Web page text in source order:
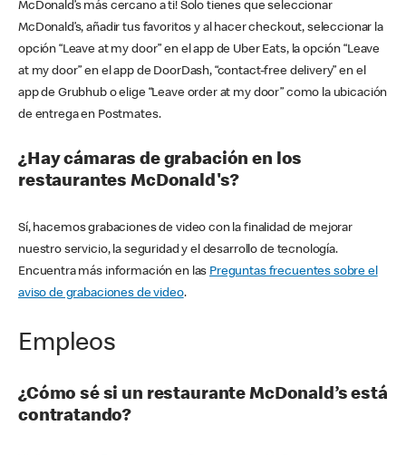
McDonald’s más cercano a ti! Solo tienes que seleccionar
McDonald’s, añadir tus favoritos y al hacer checkout, seleccionar la
opción “Leave at my door” en el app de Uber Eats, la opción “Leave
at my door” en el app de DoorDash, “contact-free delivery” en el
app de Grubhub o elige “Leave order at my door” como la ubicación
de entrega en Postmates.
¿Hay cámaras de grabación en los
restaurantes McDonald's?
Sí, hacemos grabaciones de video con la finalidad de mejorar
nuestro servicio, la seguridad y el desarrollo de tecnología.
Encuentra más información en las Preguntas frecuentes sobre el
aviso de grabaciones de video.
Empleos
¿Cómo sé si un restaurante McDonald’s está
contratando?